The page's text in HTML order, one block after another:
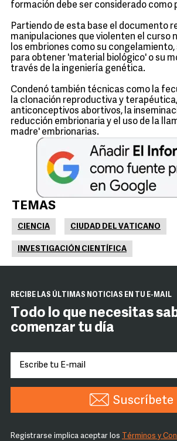
formación debe ser considerado como
Partiendo de esta base el documento
manipulaciones que violenten el curso
los embriones como su
para obtener 'material biológico' o su
través de la ingeniería genética.
Condenó también técnicas como la
la clonación reproductiva y
anticonceptivos abortivos, la
reducción embrionaria y el uso de la
madre' embrionarias.
TEMAS
CIENCIA CIUDAD DEL VATICANO
INVESTIGACIÓN CIENTÍFICA
RECIBE LAS ÚLTIMAS NOTICIAS EN TU E-MAIL
Todo lo que necesitas
comenzar tu día
Suscríbete
Registrarse implica aceptar los Términos y